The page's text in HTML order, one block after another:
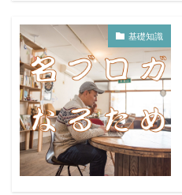
基礎知識